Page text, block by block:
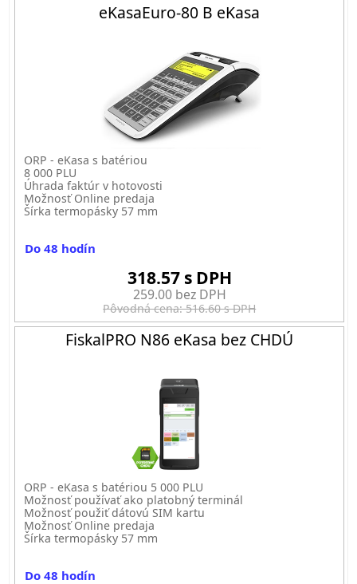
eKasaEuro-80 B eKasa
ORP - eKasa s batériou
8 000 PLU
Úhrada faktúr v hotovosti
Možnosť Online predaja
Šírka termopásky 57 mm
Do 48 hodín
318.57 s DPH
259.00 bez DPH
Pôvodná cena: 516.60 s DPH
FiskalPRO N86 eKasa bez CHDÚ
ORP - eKasa s batériou 5 000 PLU
Možnosť používať ako platobný terminál
Možnosť použiť dátovú SIM kartu
Možnosť Online predaja
Šírka termopásky 57 mm
Do 48 hodín